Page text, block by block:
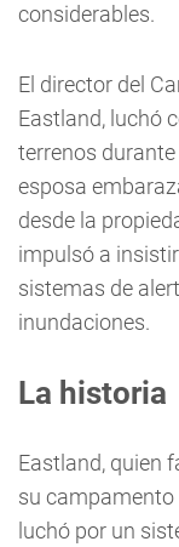
considerables.
El director del
Eastland, luchó
terrenos
esposa
desde la
impulsó a
sistemas de
inundaciones.
La historia
Eastland, quien
su campamento
luchó por un